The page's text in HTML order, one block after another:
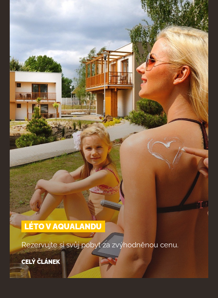
LÉTO V AQUALANDU
Rezervujte si svůj pobyt za zvýhodněnou cenu.
CELÝ ČLÁNEK